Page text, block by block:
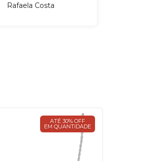
Rafaela Costa
ATÉ 30% OFF
EM QUANTIDADE